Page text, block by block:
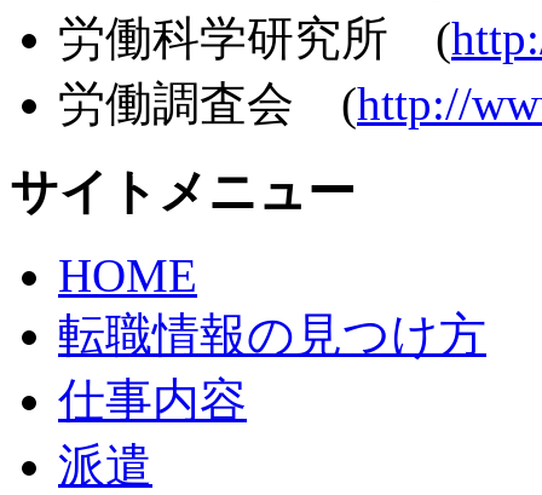
労働科学研究所 (
労働調査会 (http://
サイトメニュー
HOME
転職情報の見つけ方
仕事内容
派遣